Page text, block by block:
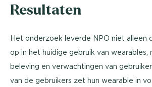
Resultaten
Het onderzoek leverde NPO niet alleen
op in het huidige gebruik van wearables,
beleving en verwachtingen van
van de gebruikers zet hun wearable in